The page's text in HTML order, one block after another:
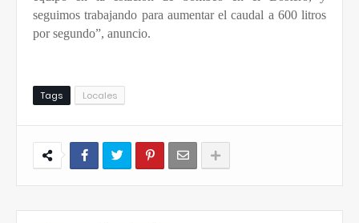
seguimos trabajando para aumentar el caudal a 600 litros
por segundo”, anuncio.
Tags Locales